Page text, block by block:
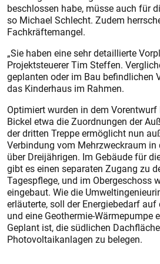
beschlossen habe, müsse auch für
so Michael Schlecht. Zudem
Fachkräftemangel.
„Sie haben eine sehr detaillierte
Projektsteuerer Tim Steffen.
geplanten oder im Bau befindlichen
das Kinderhaus im Rahmen.
Optimiert wurden in dem
Bickel etwa die Zuordnungen der
der dritten Treppe ermöglicht nun
Verbindung vom Mehrzweckraum in
über Dreijährigen. Im Gebäude für
gibt es einen separaten Zugang zu
Tagespflege, und im Obergeschoss
eingebaut. Wie die
erläuterte, soll der Energiebedarf
und eine Geothermie-Wärmepumpe
Geplant ist, die südlichen
Photovoltaikanlagen zu belegen.